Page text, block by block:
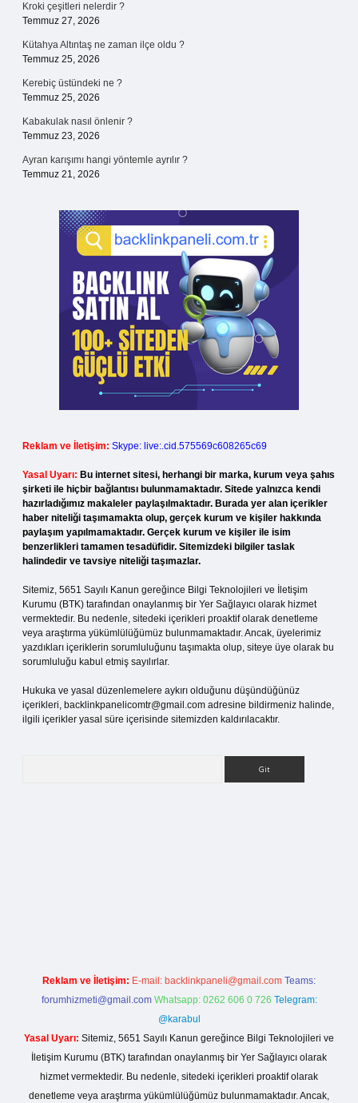
Kroki çeşitleri nelerdir ?
Temmuz 27, 2026
Kütahya Altıntaş ne zaman ilçe oldu ?
Temmuz 25, 2026
Kerebiç üstündeki ne ?
Temmuz 25, 2026
Kabakulak nasıl önlenir ?
Temmuz 23, 2026
Ayran karışımı hangi yöntemle ayrılır ?
Temmuz 21, 2026
Reklam ve İletişim: Skype: live:.cid.575569c608265c69
Yasal Uyarı: Bu internet sitesi, herhangi bir marka, kurum veya şahıs
şirketi ile hiçbir bağlantısı bulunmamaktadır. Sitede yalnızca kendi
hazırladığımız makaleler paylaşılmaktadır. Burada yer alan içerikler
haber niteliği taşımamakta olup, gerçek kurum ve kişiler hakkında
paylaşım yapılmamaktadır. Gerçek kurum ve kişiler ile isim
benzerlikleri tamamen tesadüfidir. Sitemizdeki bilgiler taslak
halindedir ve tavsiye niteliği taşımazlar.
Sitemiz, 5651 Sayılı Kanun gereğince Bilgi Teknolojileri ve İletişim
Kurumu (BTK) tarafından onaylanmış bir Yer Sağlayıcı olarak hizmet
vermektedir. Bu nedenle, sitedeki içerikleri proaktif olarak denetleme
veya araştırma yükümlülüğümüz bulunmamaktadır. Ancak, üyelerimiz
yazdıkları içeriklerin sorumluluğunu taşımakta olup, siteye üye olarak bu
sorumluluğu kabul etmiş sayılırlar.
Hukuka ve yasal düzenlemelere aykırı olduğunu düşündüğünüz
içerikleri, backlinkpanelicomtr@gmail.com adresine bildirmeniz halinde,
ilgili içerikler yasal süre içerisinde sitemizden kaldırılacaktır.
Reklam ve İletişim: E-mail: backlinkpaneli@gmail.com Teams:
forumhizmeti@gmail.com Whatsapp: 0262 606 0 726 Telegram:
@karabul
Yasal Uyarı: Sitemiz, 5651 Sayılı Kanun gereğince Bilgi Teknolojileri ve
İletişim Kurumu (BTK) tarafından onaylanmış bir Yer Sağlayıcı olarak
hizmet vermektedir. Bu nedenle, sitedeki içerikleri proaktif olarak
denetleme veya araştırma yükümlülüğümüz bulunmamaktadır. Ancak,